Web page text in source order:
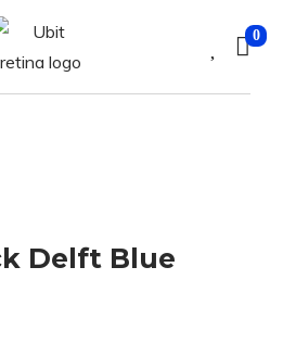
0
Delft Blue